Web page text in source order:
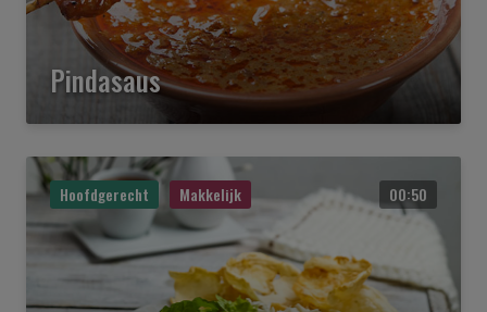
Pindasaus
Hoofdgerecht Makkelijk 00:50